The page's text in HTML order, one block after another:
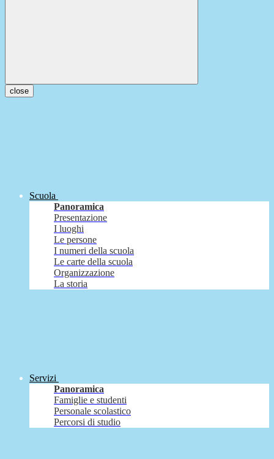
close
Scuola
Panoramica
Presentazione
I luoghi
Le persone
I numeri della scuola
Le carte della scuola
Organizzazione
La storia
Servizi
Panoramica
Famiglie e studenti
Personale scolastico
Percorsi di studio